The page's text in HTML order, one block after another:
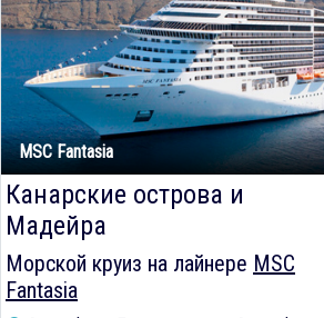
MSC Fantasia
Канарские острова и
Мадейра
Морской круиз на лайнере MSC
Fantasia